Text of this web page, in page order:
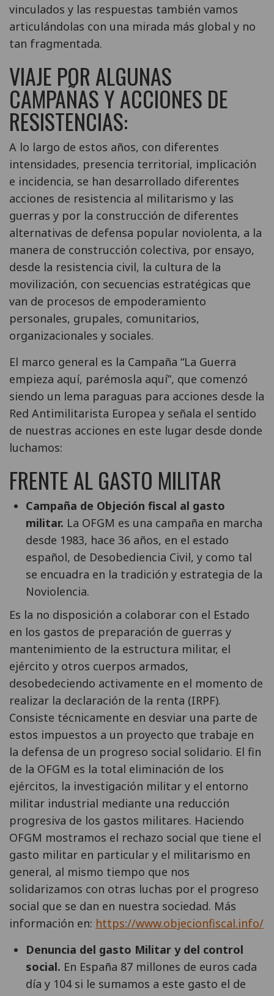
vinculados y las respuestas también vamos
articulándolas con una mirada más global y no
tan fragmentada.
VIAJE POR ALGUNAS
CAMPAÑAS Y ACCIONES DE
RESISTENCIAS:
A lo largo de estos años, con diferentes
intensidades, presencia territorial, implicación
e incidencia, se han desarrollado diferentes
acciones de resistencia al militarismo y las
guerras y por la construcción de diferentes
alternativas de defensa popular noviolenta, a la
manera de construcción colectiva, por ensayo,
desde la resistencia civil, la cultura de la
movilización, con secuencias estratégicas que
van de procesos de empoderamiento
personales, grupales, comunitarios,
organizacionales y sociales.
El marco general es la Campaña “La Guerra
empieza aquí, parémosla aquí”, que comenzó
siendo un lema paraguas para acciones desde la
Red Antimilitarista Europea y señala el sentido
de nuestras acciones en este lugar desde donde
luchamos:
FRENTE AL GASTO MILITAR
Campaña de Objeción fiscal al gasto
militar. La OFGM es una campaña en marcha
desde 1983, hace 36 años, en el estado
español, de Desobediencia Civil, y como tal
se encuadra en la tradición y estrategia de la
Noviolencia.
Es la no disposición a colaborar con el Estado
en los gastos de preparación de guerras y
mantenimiento de la estructura militar, el
ejército y otros cuerpos armados,
desobedeciendo activamente en el momento de
realizar la declaración de la renta (IRPF).
Consiste técnicamente en desviar una parte de
estos impuestos a un proyecto que trabaje en
la defensa de un progreso social solidario. El fin
de la OFGM es la total eliminación de los
ejércitos, la investigación militar y el entorno
militar industrial mediante una reducción
progresiva de los gastos militares. Haciendo
OFGM mostramos el rechazo social que tiene el
gasto militar en particular y el militarismo en
general, al mismo tiempo que nos
solidarizamos con otras luchas por el progreso
social que se dan en nuestra sociedad. Más
información en: https://www.objecionfiscal.info/
Denuncia del gasto Militar y del control
social. En España 87 millones de euros cada
día y 104 si le sumamos a este gasto el de